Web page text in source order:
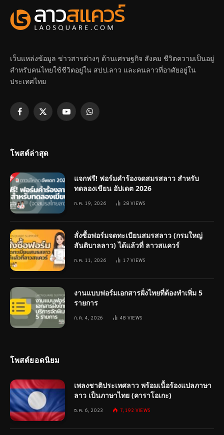
เว็บแหล่งข้อมูล ข่าวสารต่างๆ ด้านเศรษฐกิจ สังคม ชีวิตความเป็นอยู่
สำหรับคนไทยใช้ชีวิตอยู่ใน สปป.ลาว และคนลาวที่อาศัยอยู่ใน
ประเทศไทย
Facebook
X
YouTubeWhatsApp
โพสต์ล่าสุด
แจกฟรี! ฟอร์มคำร้องจดสมรสลาว สำหรับ
ทดลองเขียน อัปเดต 2026
ก.ค. 19, 2026 28VIEWS
สั่งซื้อฟอร์มจดทะเบียนสมรสลาว (กรมใหญ่
สันติบาลลาว) ได้แล้วที่ ลาวสแควร์
ก.ค. 11, 2026 17VIEWS
งานแบบฟอร์มเอกสารฝั่งไทยที่ต้องทำเพิ่ม 5
รายการ
ก.ค. 4, 2026 48 VIEWS
โพสต์ยอดนิยม
เพลงชาติประเทศลาว พร้อมเนื้อร้องแปลภาษา
ลาว เป็นภาษาไทย (คาราโอเกะ)
ธ.ค. 6, 2023 7,192 VIEWS